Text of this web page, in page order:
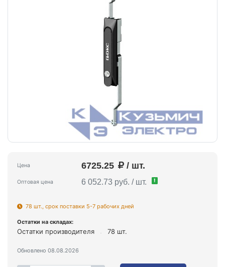
Цена 6725.25 / шт.
Оптовая цена 6 052.73 руб. / шт. !
78 шт., срок поставки 5-7 рабочих дней
Остатки на складах:
Остатки производителя 78 шт.
Обновлено 08.08.2026